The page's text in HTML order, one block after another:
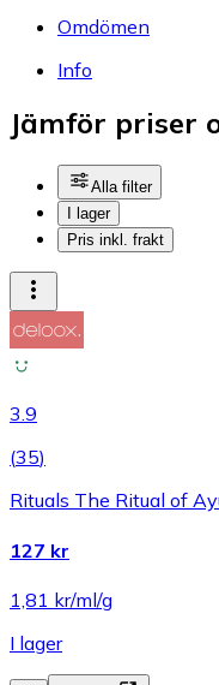
Omdömen
Info
Jämför priser
Alla filter
I lager
Pris inkl. frakt
3.9
(35)
Rituals The Ritual of
127 kr
1,81 kr/ml/g
I lager